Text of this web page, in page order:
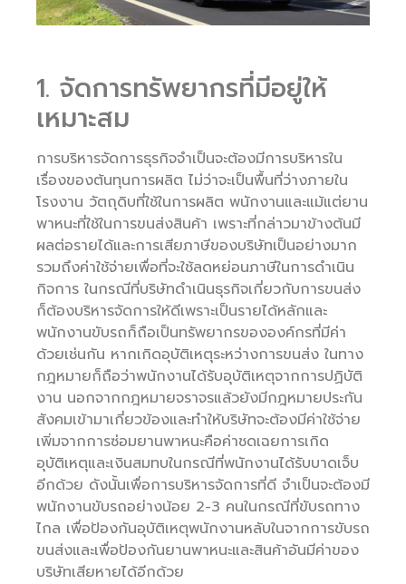
1. จัดการทรัพยากรที่มีอยู่ให้
เหมาะสม
การบริหารจัดการธุรกิจจำเป็นจะต้องมีการบริหารใน
เรื่องของต้นทุนการผลิต ไม่ว่าจะเป็นพื้นที่ว่างภายใน
โรงงาน วัตถุดิบที่ใช้ในการผลิต พนักงานและแม้แต่ยาน
พาหนะที่ใช้ในการขนส่งสินค้า เพราะที่กล่าวมาข้างต้นมี
ผลต่อรายได้และการเสียภาษีของบริษัทเป็นอย่างมาก
รวมถึงค่าใช้จ่ายเพื่อที่จะใช้ลดหย่อนภาษีในการดำเนิน
กิจการ ในกรณีที่บริษัทดำเนินธุรกิจเกี่ยวกับการขนส่ง
ก็ต้องบริหารจัดการให้ดีเพราะเป็นรายได้หลักและ
พนักงานขับรถก็ถือเป็นทรัพยากรขององค์กรที่มีค่า
ด้วยเช่นกัน หากเกิดอุบัติเหตุระหว่างการขนส่ง ในทาง
กฎหมายก็ถือว่าพนักงานได้รับอุบัติเหตุจากการปฏิบัติ
งาน นอกจากกฎหมายจราจรแล้วยังมีกฎหมายประกัน
สังคมเข้ามาเกี่ยวข้องและทำให้บริษัทจะต้องมีค่าใช้จ่าย
เพิ่มจากการซ่อมยานพาหนะคือค่าชดเฉยการเกิด
อุบัติเหตุและเงินสมทบในกรณีที่พนักงานได้รับบาดเจ็บ
อีกด้วย ดังนั้นเพื่อการบริหารจัดการที่ดี จำเป็นจะต้องมี
พนักงานขับรถอย่างน้อย 2-3 คนในกรณีที่ขับรถทาง
ไกล เพื่อป้องกันอุบัติเหตุพนักงานหลับในจากการขับรถ
ขนส่งและเพื่อป้องกันยานพาหนะและสินค้าอันมีค่าของ
บริษัทเสียหายได้อีกด้วย